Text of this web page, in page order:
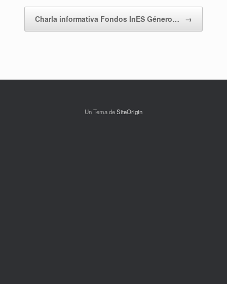
Charla informativa Fondos InES Género… →
Un Tema deSiteOrigin